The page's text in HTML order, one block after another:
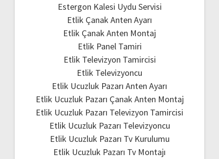
Estergon Kalesi Uydu Servisi
Etlik Çanak Anten Ayarı
Etlik Çanak Anten Montaj
Etlik Panel Tamiri
Etlik Televizyon Tamircisi
Etlik Televizyoncu
Etlik Ucuzluk Pazarı Anten Ayarı
Etlik Ucuzluk Pazarı Çanak Anten Montaj
Etlik Ucuzluk Pazarı Televizyon Tamircisi
Etlik Ucuzluk Pazarı Televizyoncu
Etlik Ucuzluk Pazarı Tv Kurulumu
Etlik Ucuzluk Pazarı Tv Montajı